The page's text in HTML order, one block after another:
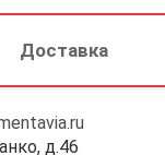
Доставка
д.46